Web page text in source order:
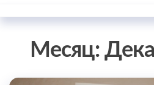
Месяц: